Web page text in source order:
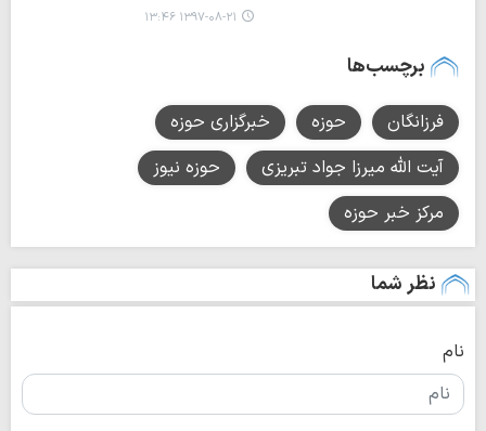
۱۳۹۷-۰۸-۲۱ ۱۳:۴۶
برچسب‌ها
فرزانگان حوزه
خبرگزاری حوزه
آیت الله میرزا جواد تبریزی
حوزه نیوز
مرکز خبر حوزه
نظر شما
نام